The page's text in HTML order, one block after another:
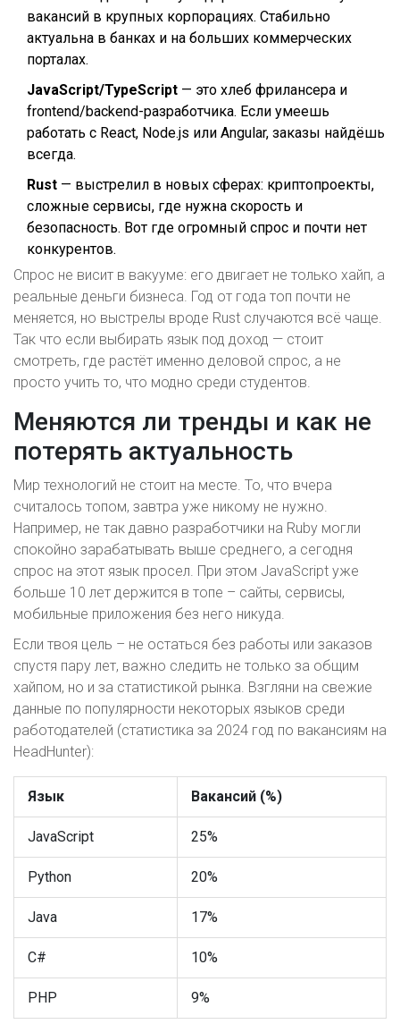
вакансий в крупных корпорациях. Стабильно
актуальна в банках и на больших коммерческих
порталах.
JavaScript/TypeScript — это хлеб фрилансера и
frontend/backend-разработчика. Если умеешь
работать с React, Node.js или Angular, заказы найдёшь
всегда.
Rust — выстрелил в новых сферах: криптопроекты,
сложные сервисы, где нужна скорость и
безопасность. Вот где огромный спрос и почти нет
конкурентов.
Спрос не висит в вакууме: его двигает не только хайп, а
реальные деньги бизнеса. Год от года топ почти не
меняется, но выстрелы вроде Rust случаются всё чаще.
Так что если выбирать язык под доход — стоит
смотреть, где растёт именно деловой спрос, а не
просто учить то, что модно среди студентов.
Меняются ли тренды и как не
потерять актуальность
Мир технологий не стоит на месте. То, что вчера
считалось топом, завтра уже никому не нужно.
Например, не так давно разработчики на Ruby могли
спокойно зарабатывать выше среднего, а сегодня
спрос на этот язык просел. При этом JavaScript уже
больше 10 лет держится в топе – сайты, сервисы,
мобильные приложения без него никуда.
Если твоя цель – не остаться без работы или заказов
спустя пару лет, важно следить не только за общим
хайпом, но и за статистикой рынка. Взгляни на свежие
данные по популярности некоторых языков среди
работодателей (статистика за 2024 год по вакансиям на
HeadHunter):
Язык Вакансий (%)
JavaScript 25%
Python 20%
Java 17%
C# 10%
PHP 9%